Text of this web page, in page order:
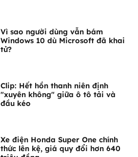
Vì sao người dùng vẫn bám
Windows 10 dù Microsoft đã khai
tử?
Clip: Hết hồn thanh niên định
"xuyên không" giữa ô tô tải và
đầu kéo
Xe điện Honda Super One chính
thức lên kệ, giá quy đổi hơn 640